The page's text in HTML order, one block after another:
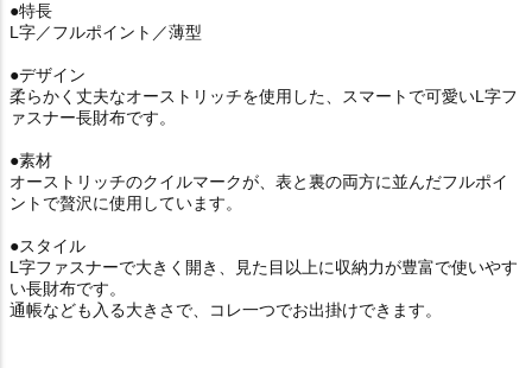
●特長
L字／フルポイント／薄型
●デザイン
柔らかく丈夫なオーストリッチを使用した、スマートで可愛いL字フ
ァスナー長財布です。
●素材
オーストリッチのクイルマークが、表と裏の両方に並んだフルポイ
ントで贅沢に使用しています。
●スタイル
L字ファスナーで大きく開き、見た目以上に収納力が豊富で使いやす
い長財布です。
通帳なども入る大きさで、コレ一つでお出掛けできます。